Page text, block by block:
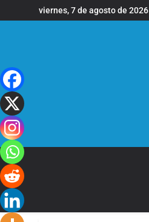
al
viernes, 7 de agosto de 2026